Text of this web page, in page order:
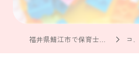
コラム